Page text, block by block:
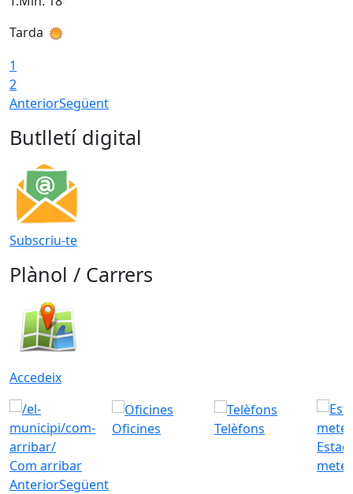
Tarda
1
2
AnteriorSegüent
Butlletí digital
Subscriu-te
Plànol / Carrers
Accedeix
Com arribar
Oficines
Telèfons
AnteriorSegüent